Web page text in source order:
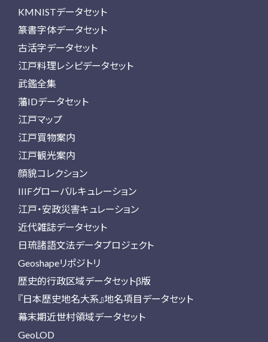
KMNISTデータセット
篆書字体データセット
古活字データセット
江戸料理レシピデータセット
武鑑全集
藩IDデータセット
江戸マップ
江戸買物案内
江戸観光案内
顔貌コレクション
IIIFグローバルキュレーション
江戸・安政災害キュレーション
近代雑誌データセット
日琉諸語文法データプロジェクト
Geoshapeリポジトリ
歴史的行政区域データセットβ版
『日本歴史地名大系』地名項目データセット
幕末期近世村領域データセット
GeoLOD